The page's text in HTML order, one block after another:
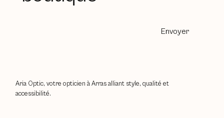
Envoyer
Aria Optic, votre opticien à Arras alliant style, qualité et
accessibilité.